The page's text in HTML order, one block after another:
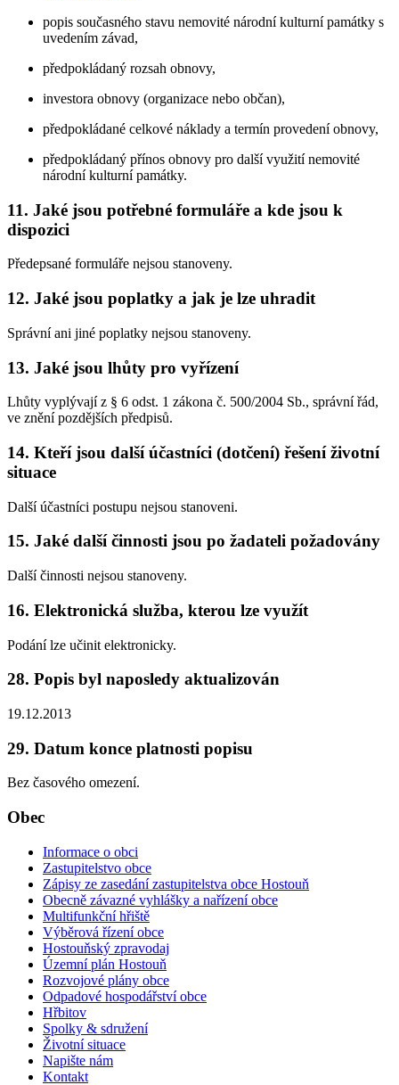
popis současného stavu nemovité národní kulturní památky s
uvedením závad,
předpokládaný rozsah obnovy,
investora obnovy (organizace nebo občan),
předpokládané celkové náklady a termín provedení obnovy,
předpokládaný přínos obnovy pro další využití nemovité
národní kulturní památky.
11. Jaké jsou potřebné formuláře a kde jsou k
dispozici
Předepsané formuláře nejsou stanoveny.
12. Jaké jsou poplatky a jak je lze uhradit
Správní ani jiné poplatky nejsou stanoveny.
13. Jaké jsou lhůty pro vyřízení
Lhůty vyplývají z § 6 odst. 1 zákona č. 500/2004 Sb., správní řád,
ve znění pozdějších předpisů.
14. Kteří jsou další účastníci (dotčení) řešení životní
situace
Další účastníci postupu nejsou stanoveni.
15. Jaké další činnosti jsou po žadateli požadovány
Další činnosti nejsou stanoveny.
16. Elektronická služba, kterou lze využít
Podání lze učinit elektronicky.
28. Popis byl naposledy aktualizován
19.12.2013
29. Datum konce platnosti popisu
Bez časového omezení.
Obec
Informace o obci
Zastupitelstvo obce
Zápisy ze zasedání zastupitelstva obce Hostouň
Obecně závazné vyhlášky a nařízení obce
Multifunkční hřiště
Výběrová řízení obce
Hostouňský zpravodaj
Územní plán Hostouň
Rozvojové plány obce
Odpadové hospodářství obce
Hřbitov
Spolky & sdružení
Životní situace
Napište nám
Kontakt